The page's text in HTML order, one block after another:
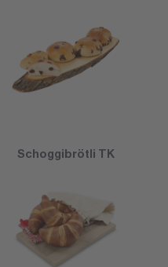
Schoggibrötli TK